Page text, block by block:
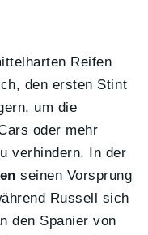
Reifen
den ersten Stint
um die
oder mehr
verhindern. In der
seinen Vorsprung
Russell sich
den Spanier von